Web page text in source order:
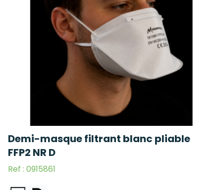
Demi-masque filtrant blanc pliable
FFP2 NR D
Ref : 0915861